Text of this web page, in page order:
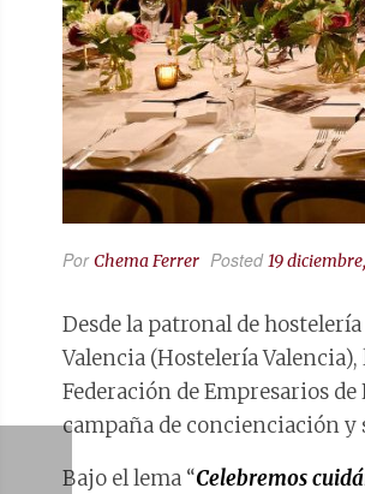
PorChema Ferrer Posted19
Desde la patronal de
Valencia (Hostelería
Federación de Empresarios
campaña de concienciación y
Bajo el lema “Celebremos